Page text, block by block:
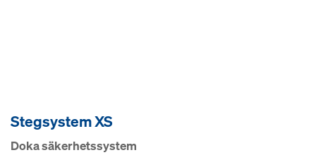
Stegsystem XS
Doka säkerhetssystem